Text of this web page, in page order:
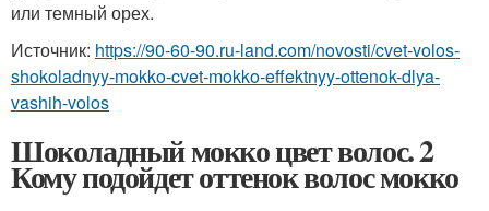
или темный орех.
Источник: https://90-60-90.ru-land.com/novosti/cvet-volos-
shokoladnyy-mokko-cvet-mokko-effektnyy-ottenok-dlya-
vashih-volos
Шоколадный мокко цвет волос. 2
Кому подойдет оттенок волос мокко